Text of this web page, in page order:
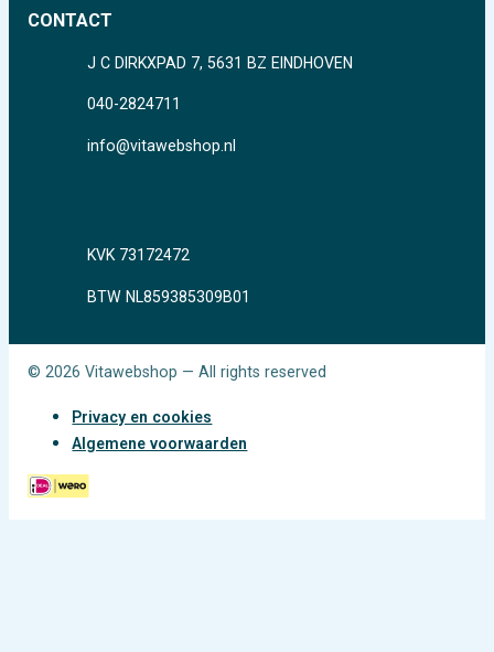
CONTACT
J C DIRKXPAD 7, 5631 BZ EINDHOVEN
040-2824711
info@vitawebshop.nl
KVK 73172472
BTW NL859385309B01
© 2026 Vitawebshop — All rights reserved
Privacy en cookies
Algemene voorwaarden